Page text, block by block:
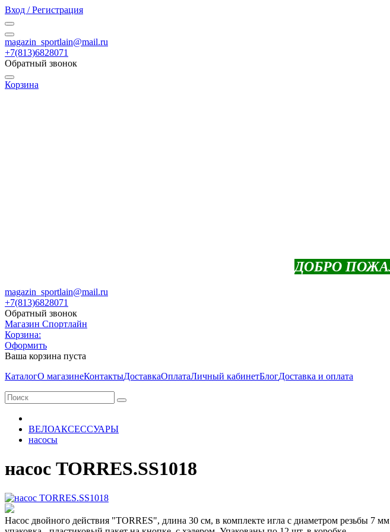
Вход / Регистрация
magazin_sportlain@mail.ru
+7(813)6828071
Обратный звонок
Корзина
ДОБРО
magazin_sportlain@mail.ru
+7(813)6828071
Обратный звонок
Магазин Спортлайн
Корзина:
Оформить
Ваша корзина пуста
КаталогО магазинеКонтактыДоставкаОплатаЛичный кабинетБлогДоставка и оплата
ВЕЛОАКСЕССУАРЫ
насосы
насос TORRES.SS1018
Насос двойного действия "TORRES", длина 30 см, в комплекте игла с диаметром резьбы 7